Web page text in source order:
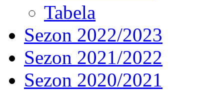
Tabela
Sezon 2022/2023
Sezon 2021/2022
Sezon 2020/2021